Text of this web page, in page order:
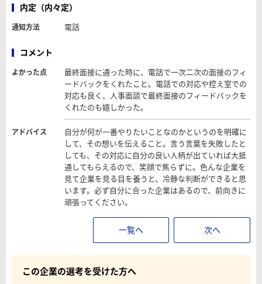
内定（内々定）
通知方法 電話
コメント
よかった点
最終面接に通った時に、電話で一次二次の面接のフィ
ードバックをくれたこと。電話での対応や控え室での
対応も良く、人事面談で最終面接のフィードバックを
くれたのも嬉しかった。
アドバイス
自分が何が一番やりたいことなのかというのを明確に
して、その想いを伝えること。言う言葉を失敗したと
しても、その対応に自分の良い人柄が出ていれば大抵
通してもらえるので、笑顔で焦らずに。色んな企業を
見て企業を見る目を養うと、冷静な判断ができると思
います。必ず自分に合った企業はあるので、前向きに
頑張ってください。
一覧へ 次へ
この企業の選考を受けた方へ